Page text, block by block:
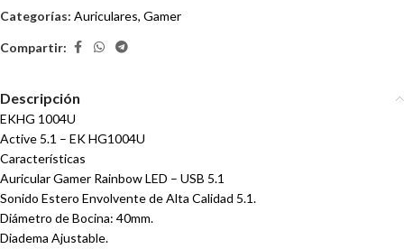
Categorías: Auriculares, Gamer
Compartir:
Descripción
EKHG 1004U
Active 5.1 – EK HG1004U
Características
Auricular Gamer Rainbow LED – USB 5.1
Sonido Estero Envolvente de Alta Calidad 5.1.
Diámetro de Bocina: 40mm.
Diadema Ajustable.